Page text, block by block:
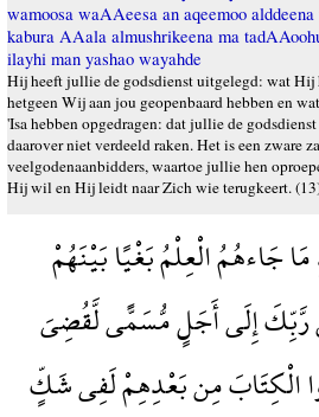
wamoosa waAAeesa an aqeemoo
kabura AAala almushrikeena ma
ilayhi man yashao wayahde
Hij heeft jullie de godsdienst uitgelegd: wat Hij
hetgeen Wij aan jou geopenbaard hebben en
'Isa hebben opgedragen: dat jullie de
daarover niet verdeeld raken. Het is een zware
veelgodenaanbidders, waartoe jullie hen
Hij wil en Hij leidt naar Zich wie terugkeert.
جَاءهُمُ الْعِلْمُ بَغْيًا بَيْنَهُمْ
رَّبِّكَ إِلَى أَجَلٍ مُّسَمًّى لَّقُضِيَ
الْكِتَابَ مِن بَعْدِهِمْ لَفِي شَكٍّ